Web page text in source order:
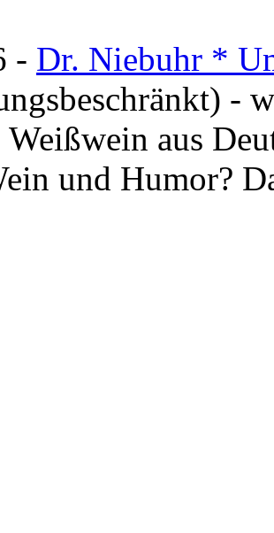
- Dr. Niebuhr *
-
Weißwein aus
und Humor?